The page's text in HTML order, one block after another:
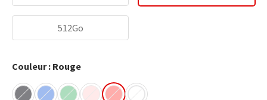
512Go
Couleur : Rouge